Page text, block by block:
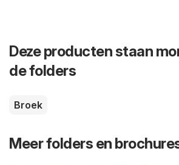
Deze producten staan
de folders
Broek
Meer folders en